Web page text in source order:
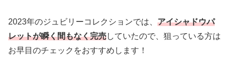
2023年のジュビリーコレクションでは、 アイシャドウパ
レットが瞬く間もなく完売していたので、狙っている方は
お早目のチェックをおすすめします！